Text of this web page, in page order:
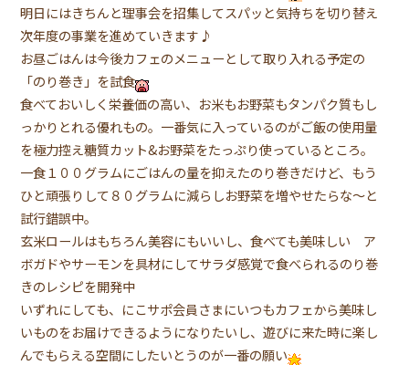
明日にはきちんと理事会を招集してスパッと気持ちを切り替え
次年度の事業を進めていきます♪
お昼ごはんは今後カフェのメニューとして取り入れる予定の
「のり巻き」を試食
食べておいしく栄養価の高い、お米もお野菜もタンパク質もし
っかりとれる優れもの。一番気に入っているのがご飯の使用量
を極力控え糖質カット&お野菜をたっぷり使っているところ。
一食１００グラムにごはんの量を抑えたのり巻きだけど、もう
ひと頑張りして８０グラムに減らしお野菜を増やせたらな〜と
試行錯誤中。
玄米ロールはもちろん美容にもいいし、食べても美味しい ア
ボガドやサーモンを具材にしてサラダ感覚で食べられるのり巻
きのレシピを開発中
いずれにしても、にこサポ会員さまにいつもカフェから美味し
いものをお届けできるようになりたいし、遊びに来た時に楽し
んでもらえる空間にしたいとうのが一番の願い